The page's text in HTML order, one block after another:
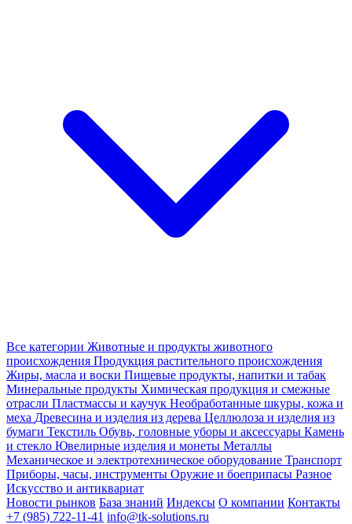
Все категории Животные и продукты животного
происхождения Продукция растительного происхождения
Жиры, масла и воски Пищевые продукты, напитки и табак
Минеральные продукты Химическая продукция и смежные
отрасли Пластмассы и каучук Необработанные шкуры, кожа и
меха Древесина и изделия из дерева Целлюлоза и изделия из
бумаги Текстиль Обувь, головные уборы и аксессуары Камень
и стекло Ювелирные изделия и монеты Металлы
Механическое и электротехническое оборудование Транспорт
Приборы, часы, инструменты Оружие и боеприпасы Разное
Искусство и антиквариат
Новости рынков База знаний Индексы О компании Контакты
+7 (985) 722-11-41 info@tk-solutions.ru